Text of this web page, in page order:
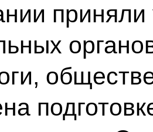
приняли